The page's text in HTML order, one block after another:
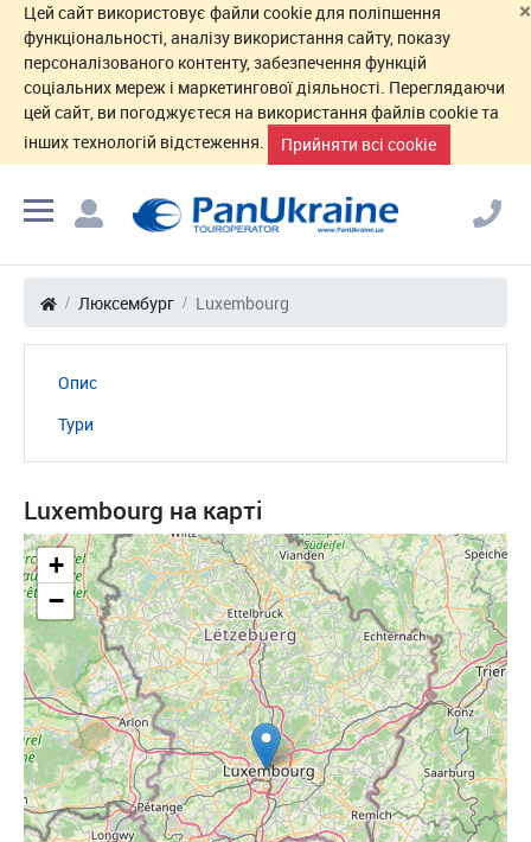
×
Цей сайт використовує файли cookie для поліпшення
функціональності, аналізу використання сайту, показу
персоналізованого контенту, забезпечення функцій
соціальних мереж і маркетингової діяльності. Переглядаючи
цей сайт, ви погоджуєтеся на використання файлів cookie та
інших технологій відстеження.
Прийняти всі cookie
Люксембург Luxembourg
Опис
Тури
Luxembourg на карті
+
−